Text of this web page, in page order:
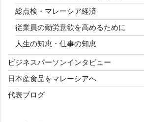
総点検・マレーシア経済
従業員の勤労意欲を高めるために
人生の知恵・仕事の知恵
ビジネスパーソンインタビュー
日本産食品をマレーシアへ
代表ブログ